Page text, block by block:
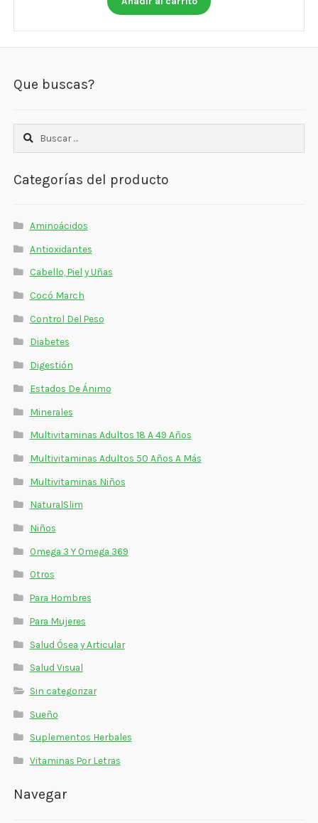
Que buscas?
Buscar:
Categorías del producto
Aminoácidos
Antioxidantes
Cabello, Piel y Uñas
Cocó March
Control Del Peso
Diabetes
Digestión
Estados De Ánimo
Minerales
Multivitaminas Adultos 18 A 49 Años
Multivitaminas Adultos 50 Años A Más
Multivitaminas Niños
NaturalSlim
Niños
Omega 3 Y Omega 369
Otros
Para Hombres
Para Mujeres
Salud Ósea y Articular
Salud Visual
Sin categorizar
Sueño
Suplementos Herbales
Vitaminas Por Letras
Navegar